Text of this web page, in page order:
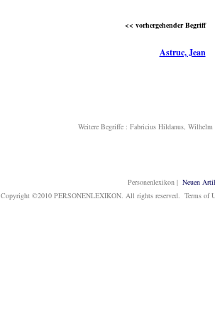
<< vorhergehender Begriff
Astruc, Jean
Weitere Begriffe : Fabricius Hildanus, Wilhelm
Personenlexikon| Neuen
Copyright ©2010 PERSONENLEXIKON. All rights reserved. Terms of